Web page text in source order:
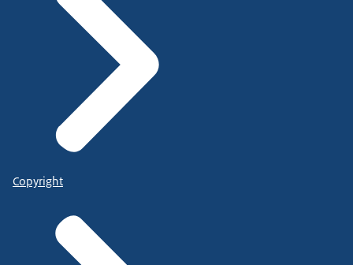
Copyright